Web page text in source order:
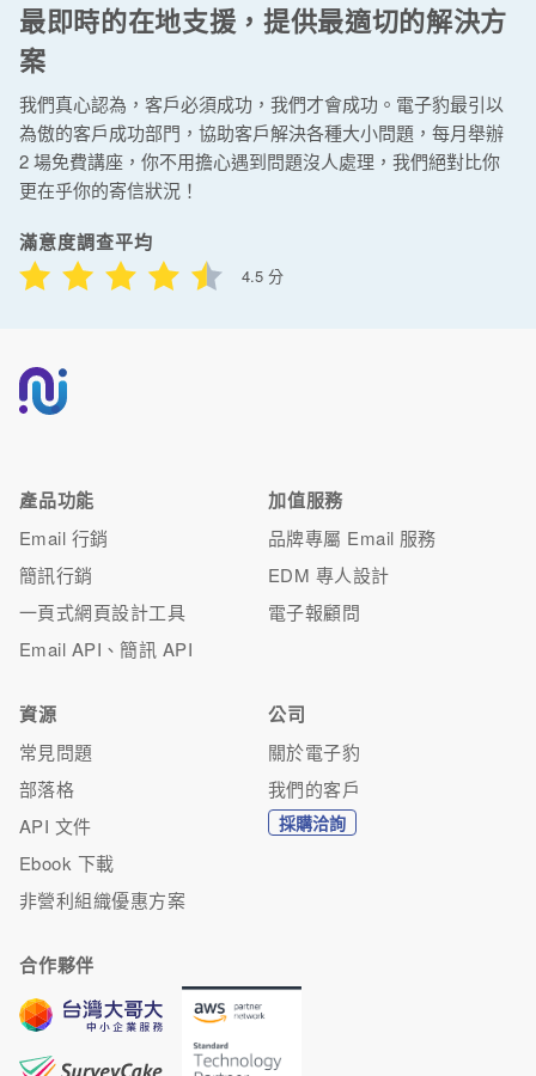
最即時的在地支援，提供最適切的解決方
案
我們真心認為，客戶必須成功，我們才會成功。電子豹最引以
為傲的客戶成功部門，協助客戶解決各種大小問題，每月舉辦
2 場免費講座，你不用擔心遇到問題沒人處理，我們絕對比你
更在乎你的寄信狀況！
滿意度調查平均
4.5 分
產品功能
Email 行銷
簡訊行銷
一頁式網頁設計工具
Email API、簡訊 API
加值服務
品牌專屬 Email 服務
EDM 專人設計
電子報顧問
資源
常見問題
部落格
API 文件
Ebook 下載
非營利組織優惠方案
公司
關於電子豹
我們的客戶
採購洽詢
合作夥伴